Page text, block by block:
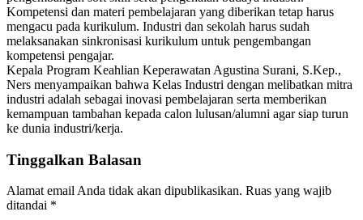
Kompetensi dan materi pembelajaran yang diberikan tetap harus
mengacu pada kurikulum. Industri dan sekolah harus sudah
melaksanakan sinkronisasi kurikulum untuk pengembangan
kompetensi pengajar.
Kepala Program Keahlian Keperawatan Agustina Surani, S.Kep.,
Ners menyampaikan bahwa Kelas Industri dengan melibatkan mitra
industri adalah sebagai inovasi pembelajaran serta memberikan
kemampuan tambahan kepada calon lulusan/alumni agar siap turun
ke dunia industri/kerja.
Tinggalkan Balasan
Alamat email Anda tidak akan dipublikasikan. Ruas yang wajib
ditandai *